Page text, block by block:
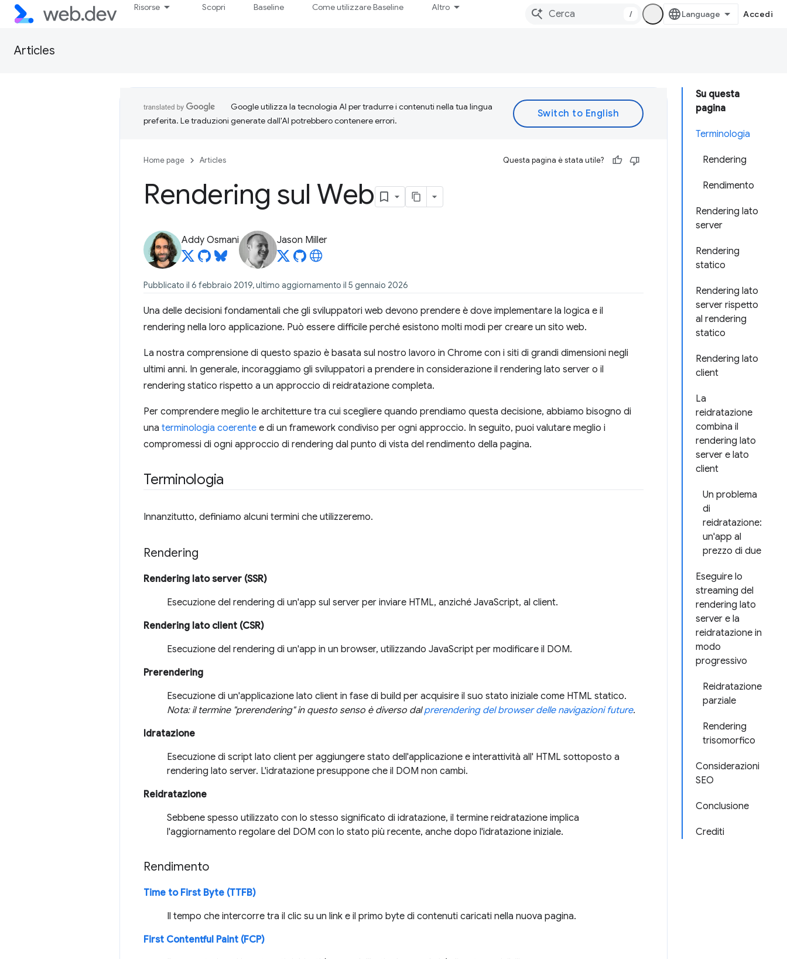
Risorse Scopri Baseline Come utilizzare Baseline Altro
/ Accedi
Articles
Su questa
pagina
Terminologia
Rendering
Rendimento
Rendering lato
server
Rendering
statico
Rendering lato
server rispetto
al rendering
statico
Rendering lato
client
La
reidratazione
combina il
rendering lato
server e lato
client
Un problema
di
reidratazione:
un'app al
prezzo di due
Eseguire lo
streaming del
rendering lato
server e la
reidratazione in
modo
progressivo
Reidratazione
parziale
Rendering
trisomorfico
Considerazioni
SEO
Conclusione
Crediti
Google utilizza la tecnologia AI per tradurre i contenuti nella tua lingua
preferita. Le traduzioni generate dall'AI potrebbero contenere errori.
Home page Articles Questa pagina è stata utile?
Rendering sul Web
Addy Osmani Jason Miller
Pubblicato il 6 febbraio 2019, ultimo aggiornamento il 5 gennaio 2026
Una delle decisioni fondamentali che gli sviluppatori web devono prendere è dove implementare la logica e il
rendering nella loro applicazione. Può essere difficile perché esistono molti modi per creare un sito web.
La nostra comprensione di questo spazio è basata sul nostro lavoro in Chrome con i siti di grandi dimensioni negli
ultimi anni. In generale, incoraggiamo gli sviluppatori a prendere in considerazione il rendering lato server o il
rendering statico rispetto a un approccio di reidratazione completa.
Per comprendere meglio le architetture tra cui scegliere quando prendiamo questa decisione, abbiamo bisogno di
una terminologia coerente e di un framework condiviso per ogni approccio. In seguito, puoi valutare meglio i
compromessi di ogni approccio di rendering dal punto di vista del rendimento della pagina.
Terminologia
Innanzitutto, definiamo alcuni termini che utilizzeremo.
Rendering
Rendering lato server (SSR)
Esecuzione del rendering di un'app sul server per inviare HTML, anziché JavaScript, al client.
Rendering lato client (CSR)
Esecuzione del rendering di un'app in un browser, utilizzando JavaScript per modificare il DOM.
Prerendering
Esecuzione di un'applicazione lato client in fase di build per acquisire il suo stato iniziale come HTML statico.
Nota: il termine "prerendering" in questo senso è diverso dalprerendering del browser delle navigazioni future.
Idratazione
Esecuzione di script lato client per aggiungere stato dell'applicazione e interattività all' HTML sottoposto a
rendering lato server. L'idratazione presuppone che il DOM non cambi.
Reidratazione
Sebbene spesso utilizzato con lo stesso significato di idratazione, il termine reidratazione implica
l'aggiornamento regolare del DOM con lo stato più recente, anche dopo l'idratazione iniziale.
Rendimento
Time to First Byte (TTFB)
Il tempo che intercorre tra il clic su un link e il primo byte di contenuti caricati nella nuova pagina.
First Contentful Paint (FCP)